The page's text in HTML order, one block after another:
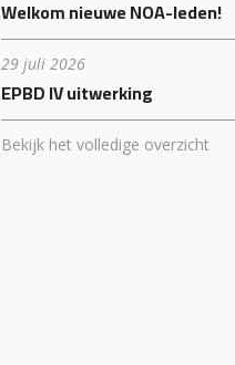
Welkom nieuwe NOA-leden!
29 juli 2026
EPBD IV uitwerking
Bekijk het volledige overzicht